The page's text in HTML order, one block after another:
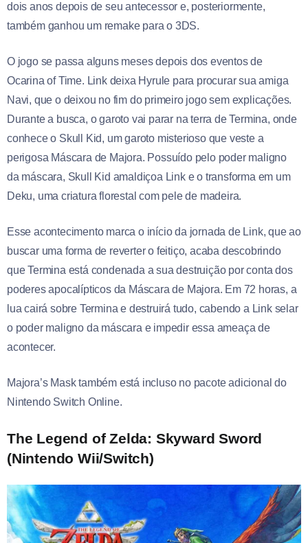
dois anos depois de seu antecessor e, posteriormente,
também ganhou um remake para o 3DS.
O jogo se passa alguns meses depois dos eventos de
Ocarina of Time. Link deixa Hyrule para procurar sua amiga
Navi, que o deixou no fim do primeiro jogo sem explicações.
Durante a busca, o garoto vai parar na terra de Termina, onde
conhece o Skull Kid, um garoto misterioso que veste a
perigosa Máscara de Majora. Possuído pelo poder maligno
da máscara, Skull Kid amaldiçoa Link e o transforma em um
Deku, uma criatura florestal com pele de madeira.
Esse acontecimento marca o início da jornada de Link, que ao
buscar uma forma de reverter o feitiço, acaba descobrindo
que Termina está condenada a sua destruição por conta dos
poderes apocalípticos da Máscara de Majora. Em 72 horas, a
lua cairá sobre Termina e destruirá tudo, cabendo a Link selar
o poder maligno da máscara e impedir essa ameaça de
acontecer.
Majora’s Mask também está incluso no pacote adicional do
Nintendo Switch Online.
The Legend of Zelda: Skyward Sword
(Nintendo Wii/Switch)